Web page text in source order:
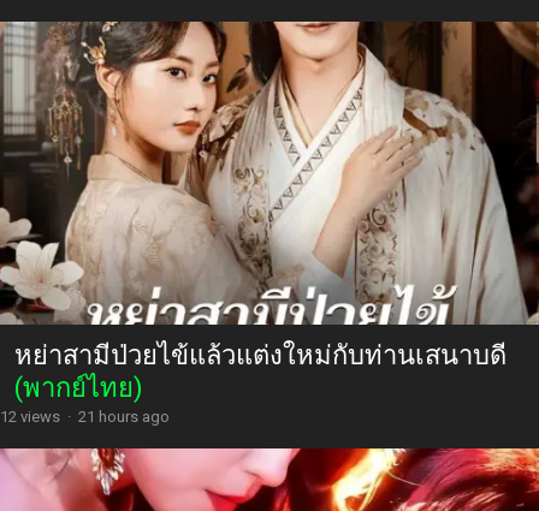
หย่าสามีป่วยไข้แล้วแต่งใหม่กับท่านเสนาบดี
(พากย์ไทย)
12 views · 21 hours ago